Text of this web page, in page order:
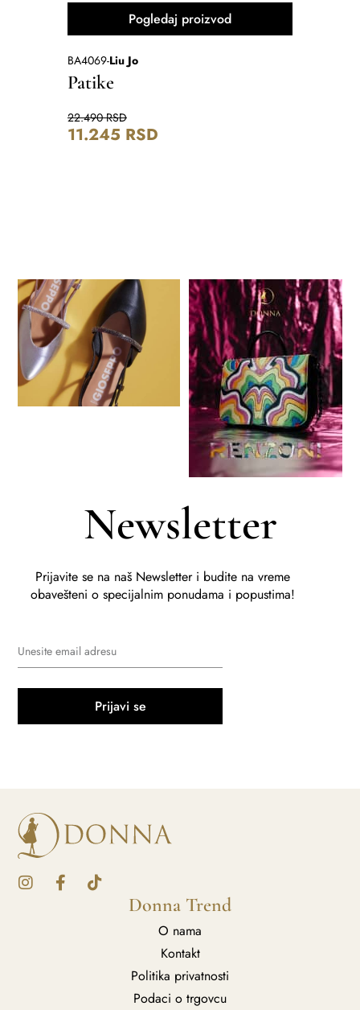
Pogledaj proizvod
BA4069-Liu Jo
Patike
22.490RSD
11.245 RSD
Newsletter
Prijavite se na naš Newsletter i budite na vreme
obavešteni o specijalnim ponudama i popustima!
Prijavi se
Donna Trend
O nama
Kontakt
Politika privatnosti
Podaci o trgovcu